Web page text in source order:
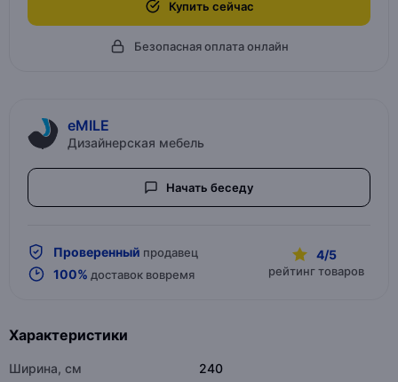
Купить сейчас
Безопасная оплата онлайн
eMILE
Дизайнерская мебель
Начать беседу
Проверенный продавец
100% доставок вовремя
4/5
рейтинг товаров
Характеристики
Ширина, см 240